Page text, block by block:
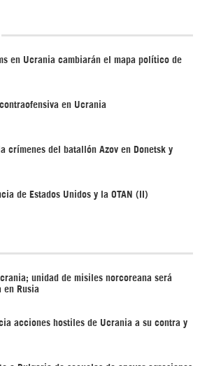
en Ucrania cambiarán el mapa político de
en Ucrania
crímenes del batallón Azov en Donetsk y
de Estados Unidos y la OTAN (II)
unidad de misiles norcoreana será
en Rusia
acciones hostiles de Ucrania a su contra y